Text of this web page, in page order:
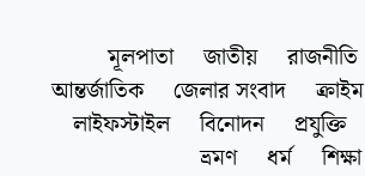
মূলপাতা জাতীয় রাজনীতি
আন্তর্জাতিক
জেলার সংবাদ ক্রাইম
লাইফস্টাইল
বিনোদন প্রযুক্তি
ভ্রমণ
ধর্ম শিক্ষা